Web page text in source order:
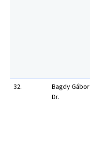
32.
Bagdy Gábor
Dr.